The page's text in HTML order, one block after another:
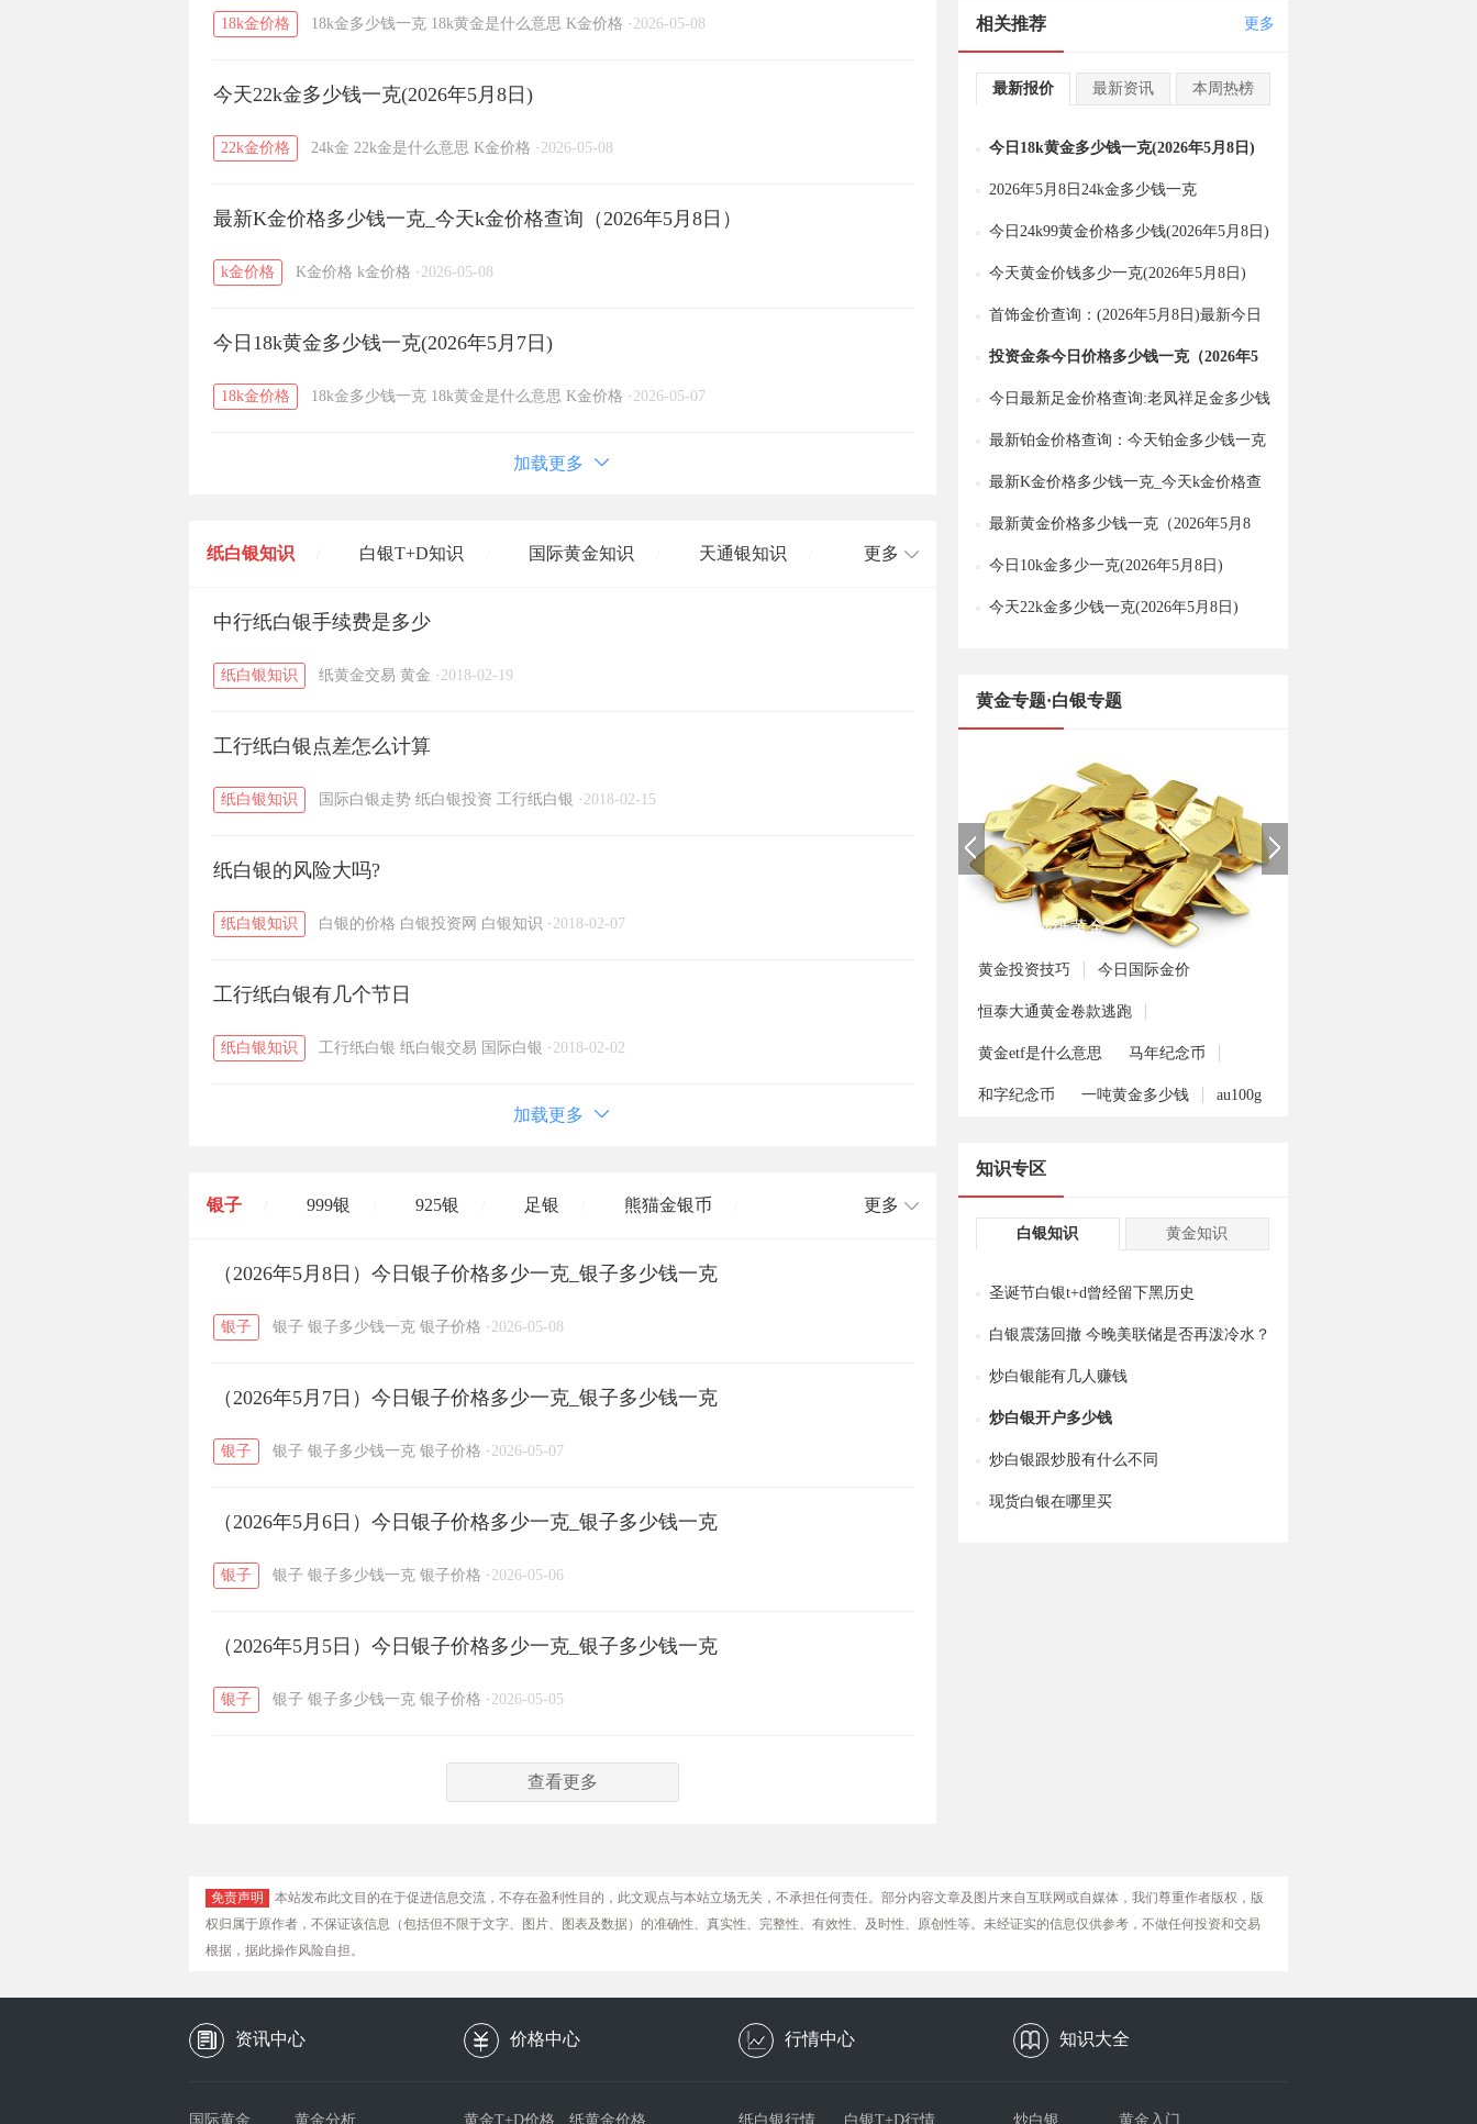
18k金价格 18k金多少钱一克 18k黄金是什么意思 K金价格 · 2026-05-08
今天22k金多少钱一克(2026年5月8日)
22k金价格 24k金 22k金是什么意思 K金价格 · 2026-05-08
最新K金价格多少钱一克_今天k金价格查询（2026年5月8日）
k金价格 K金价格 k金价格 · 2026-05-08
今日18k黄金多少钱一克(2026年5月7日)
18k金价格 18k金多少钱一克 18k黄金是什么意思 K金价格 · 2026-05-07
加载更多
纸白银知识 白银T+D知识 国际黄金知识 天通银知识
黄金T+D知识 / 粤贵银知识
更多
中行纸白银手续费是多少
纸白银知识 纸黄金交易 黄金 · 2018-02-19
工行纸白银点差怎么计算
纸白银知识 国际白银走势 纸白银投资 工行纸白银 · 2018-02-15
纸白银的风险大吗?
纸白银知识 白银的价格 白银投资网 白银知识 · 2018-02-07
工行纸白银有几个节日
纸白银知识 工行纸白银 纸白银交易 国际白银 · 2018-02-02
加载更多
银子 999银 925银 足银 熊猫金银币
开国纪念币 大清银币 / 长城币 / 老凤祥
菜百 周生生 周大生
六福 / 金至尊 / 潮宏基 / 亚一金店 黄金
更多
（2026年5月8日）今日银子价格多少一克_银子多少钱一克
银子 银子 银子多少钱一克 银子价格 · 2026-05-08
（2026年5月7日）今日银子价格多少一克_银子多少钱一克
银子 银子 银子多少钱一克 银子价格 · 2026-05-07
（2026年5月6日）今日银子价格多少一克_银子多少钱一克
银子 银子 银子多少钱一克 银子价格 · 2026-05-06
（2026年5月5日）今日银子价格多少一克_银子多少钱一克
银子 银子 银子多少钱一克 银子价格 · 2026-05-05
查看更多
相关推荐 更多
最新报价 最新资讯 本周热榜
今日18k黄金多少钱一克(2026年5月8日)
2026年5月8日24k金多少钱一克
今日24k99黄金价格多少钱(2026年5月8日)
今天黄金价钱多少一克(2026年5月8日)
首饰金价查询：(2026年5月8日)最新今日
金价多少一克？
投资金条今日价格多少钱一克（2026年5
月8日）
今日最新足金价格查询:老凤祥足金多少钱
一克（2026年5月8日）
最新铂金价格查询：今天铂金多少钱一克
（2026年5月8日）
最新K金价格多少钱一克_今天k金价格查
询（2026年5月8日）
最新黄金价格多少钱一克（2026年5月8
日）
今日10k金多少一克(2026年5月8日)
今天22k金多少钱一克(2026年5月8日)
黄金专题·白银专题
新手如何炒纸黄金
黄金投资技巧 今日国际金价
恒泰大通黄金卷款逃跑
黄金etf是什么意思 马年纪念币
和字纪念币 一吨黄金多少钱 au100g
知识专区
白银知识 黄金知识
圣诞节白银t+d曾经留下黑历史
白银震荡回撤 今晚美联储是否再泼冷水？
炒白银能有几人赚钱
炒白银开户多少钱
炒白银跟炒股有什么不同
现货白银在哪里买
免责声明
本站发布此文目的在于促进信息交流，不存在盈利性目的，此文观点与本站立场无关，不承担任何责任。部分内容文章及图片来自互联网或自媒体，我们尊重作者版权，版
权归属于原作者，不保证该信息（包括但不限于文字、图片、图表及数据）的准确性、真实性、完整性、有效性、及时性、原创性等。未经证实的信息仅供参考，不做任何投资和交易
根据，据此操作风险自担。
资讯中心 价格中心 行情中心 知识大全
国际黄金 黄金分析 黄金T+D价格 纸黄金价格 纸白银行情 白银T+D行情 炒白银 黄金入门